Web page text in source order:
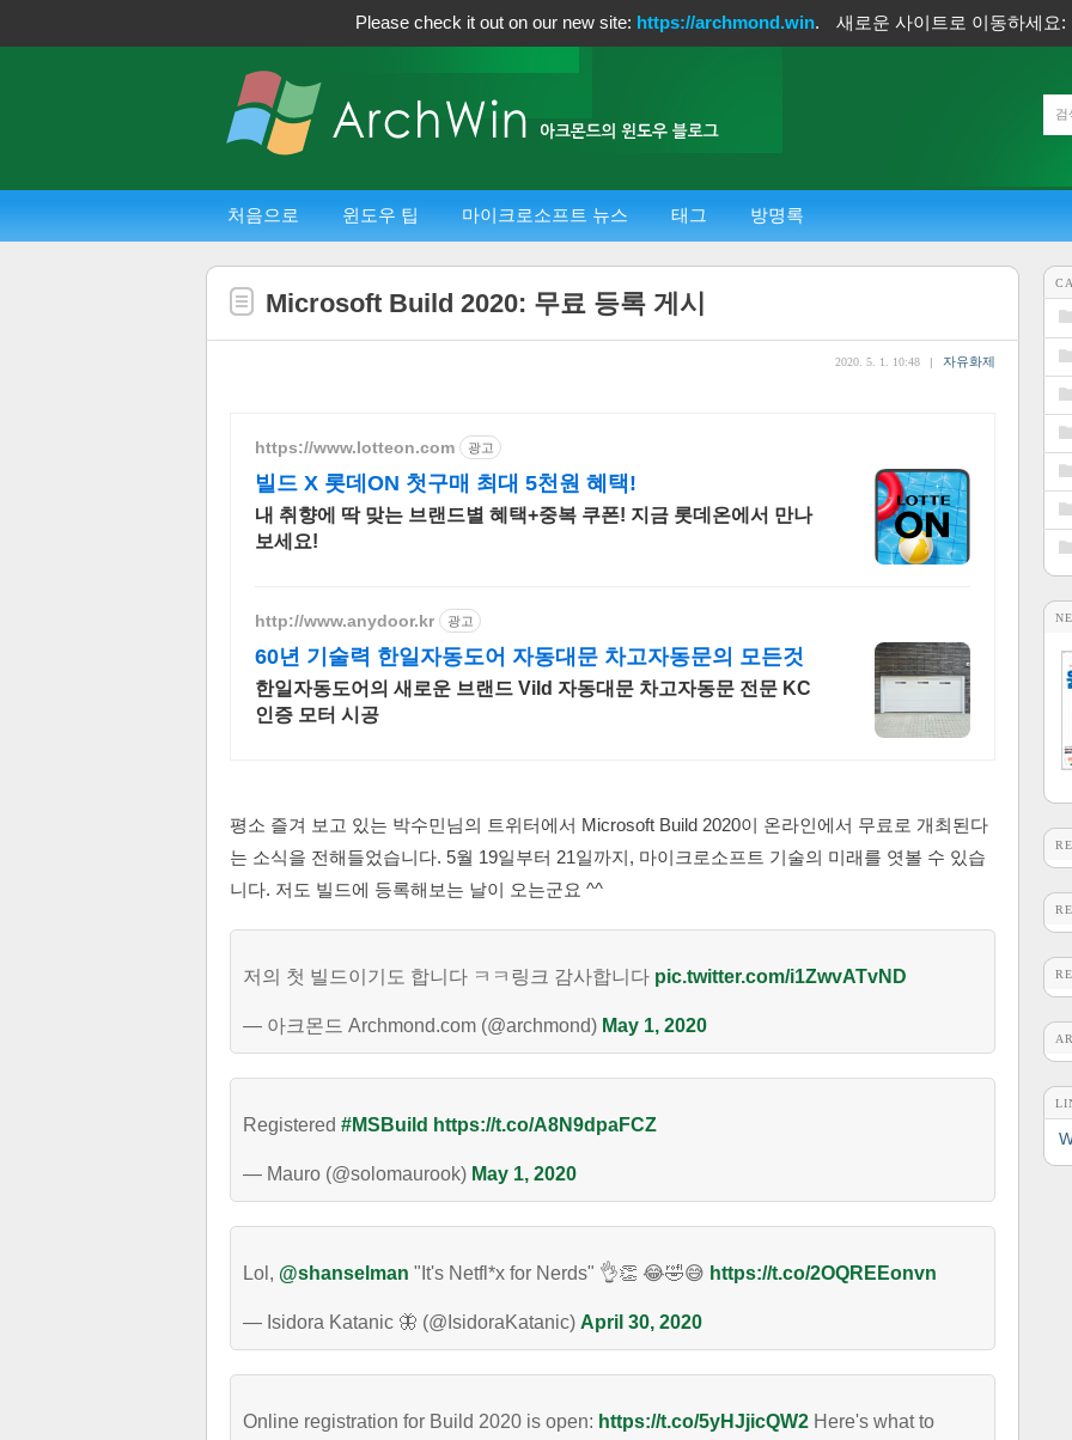
Please check it out on our new site: https://archmond.win. 새로운 사이트로 이동하세요:
처음으로 윈도우 팁 마이크로소프트 뉴스 태그 방명록
Microsoft Build 2020: 무료 등록 게시
2020. 5. 1. 10:48 | 자유화제
https://www.lotteon.com 광고
빌드 X 롯데ON 첫구매 최대 5천원 혜택!
내 취향에 딱 맞는 브랜드별 혜택+중복 쿠폰! 지금 롯데온에서 만나
보세요!
http://www.anydoor.kr 광고
60년 기술력 한일자동도어 자동대문 차고자동문의 모든것
한일자동도어의 새로운 브랜드 Vild 자동대문 차고자동문 전문 KC
인증 모터 시공
평소 즐겨 보고 있는 박수민님의 트위터에서 Microsoft Build 2020이 온라인에서 무료로 개최된다
는 소식을 전해들었습니다. 5월 19일부터 21일까지, 마이크로소프트 기술의 미래를 엿볼 수 있습
니다. 저도 빌드에 등록해보는 날이 오는군요 ^^
저의 첫 빌드이기도 합니다 ㅋㅋ링크 감사합니다 pic.twitter.com/i1ZwvATvND
— 아크몬드 Archmond.com (@archmond) May 1, 2020
Registered #MSBuild https://t.co/A8N9dpaFCZ
— Mauro (@solomaurook) May 1, 2020
Lol, @shanselman "It's Netfl*x for Nerds" 👌👏 😂🤣😅 https://t.co/2OQREEonvn
— Isidora Katanic 🦋 (@IsidoraKatanic) April 30, 2020
Online registration for Build 2020 is open: https://t.co/5yHJjicQW2 Here's what to